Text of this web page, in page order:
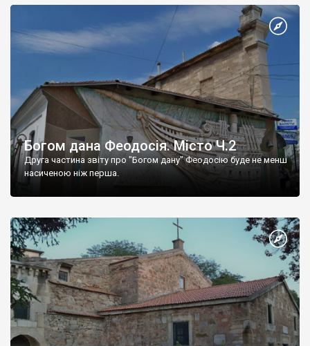
Богом дана Феодосія. Місто Ч.2
Друга частина звіту про "Богом дану" Феодосію буде не менш
насиченою ніж перша.